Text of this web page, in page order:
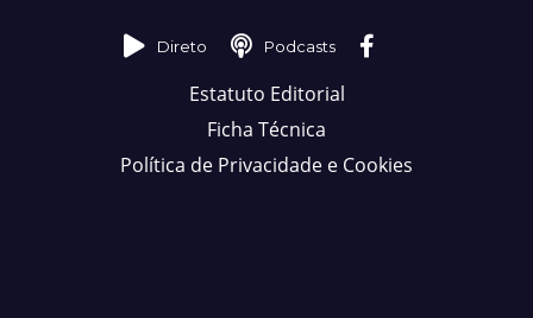
Direto Podcasts
Estatuto Editorial
Ficha Técnica
Política de Privacidade e Cookies